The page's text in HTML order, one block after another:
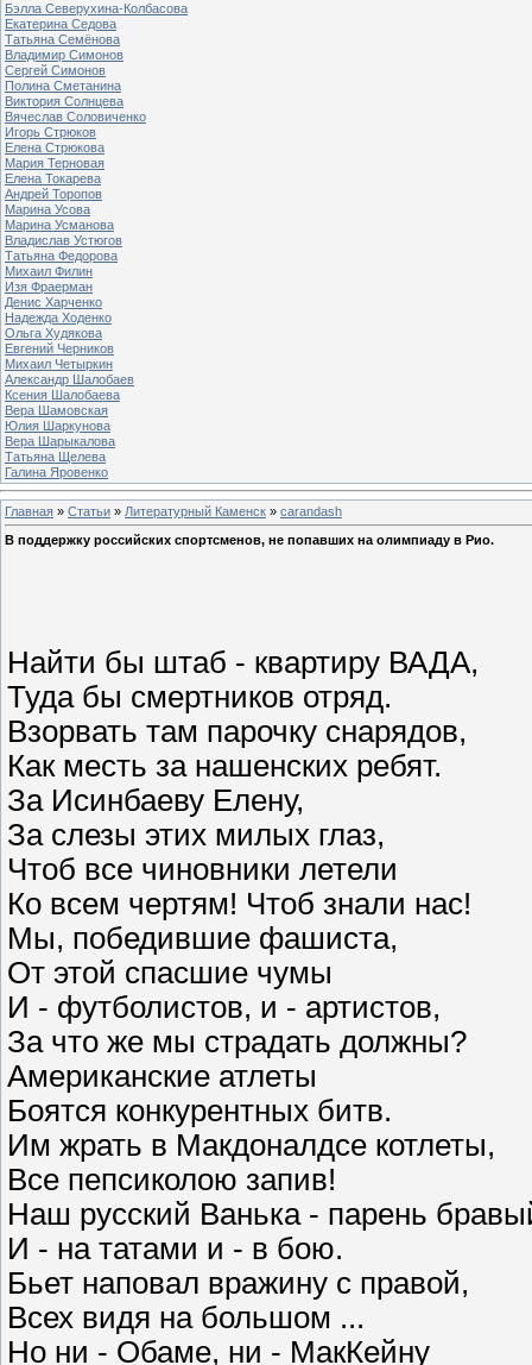
Бэлла Северухина-Колбасова
Екатерина Седова
Татьяна Семёнова
Владимир Симонов
Сергей Симонов
Полина Сметанина
Виктория Солнцева
Вячеслав Соловиченко
Игорь Стрюков
Елена Стрюкова
Мария Терновая
Елена Токарева
Андрей Торопов
Марина Усова
Марина Усманова
Владислав Устюгов
Татьяна Федорова
Михаил Филин
Изя Фраерман
Денис Харченко
Надежда Ходенко
Ольга Худякова
Евгений Черников
Михаил Четыркин
Александр Шалобаев
Ксения Шалобаева
Вера Шамовская
Юлия Шаркунова
Вера Шарыкалова
Татьяна Щелева
Галина Яровенко
Главная » Статьи » Литературный Каменск » carandash
В поддержку российских спортсменов, не попавших на олимпиаду в Рио.
Найти бы штаб - квартиру ВАДА,
Туда бы смертников отряд.
Взорвать там парочку снарядов,
Как месть за нашенских ребят.
За Исинбаеву Елену,
За слезы этих милых глаз,
Чтоб все чиновники летели
Ко всем чертям! Чтоб знали нас!
Мы, победившие фашиста,
От этой спасшие чумы
И - футболистов, и - артистов,
За что же мы страдать должны?
Американские атлеты
Боятся конкурентных битв.
Им жрать в Макдоналдсе котлеты,
Все пепсиколою запив!
Наш русский Ванька - парень
И - на татами и - в бою.
Бьет наповал вражину с правой,
Всех видя на большом ...
Но ни - Обаме, ни - МакКейну